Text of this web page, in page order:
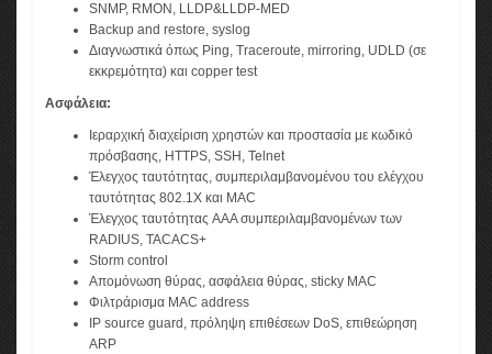
SNMP, RMON, LLDP&LLDP-MED
Backup and restore, syslog
Διαγνωστικά όπως Ping, Traceroute, mirroring, UDLD (σε
εκκρεμότητα) και copper test
Ασφάλεια:
Ιεραρχική διαχείριση χρηστών και προστασία με κωδικό
πρόσβασης, HTTPS, SSH, Telnet
Έλεγχος ταυτότητας, συμπεριλαμβανομένου του ελέγχου
ταυτότητας 802.1X και MAC
Έλεγχος ταυτότητας AAA συμπεριλαμβανομένων των
RADIUS, TACACS+
Storm control
Απομόνωση θύρας, ασφάλεια θύρας, sticky MAC
Φιλτράρισμα MAC address
IP source guard, πρόληψη επιθέσεων DoS, επιθεώρηση
ARP